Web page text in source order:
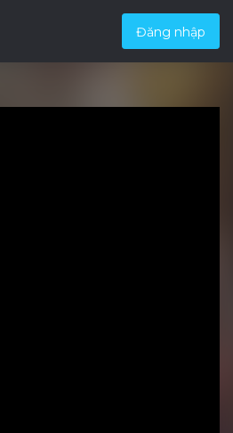
Đăng nhập